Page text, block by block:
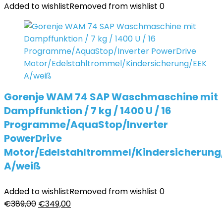
Added to wishlistRemoved from wishlist 0
Gorenje WAM 74 SAP Waschmaschine mit
Dampffunktion / 7 kg / 1400 U / 16
Programme/AquaStop/Inverter
PowerDrive
Motor/Edelstahltrommel/Kindersicherung/
A/weiß
Added to wishlistRemoved from wishlist 0
€389,00 Ursprünglicher
€349,00Aktueller